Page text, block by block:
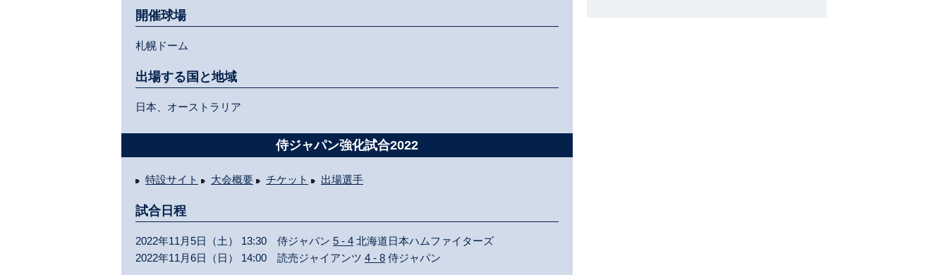
開催球場
札幌ドーム
出場する国と地域
日本、オーストラリア
侍ジャパン強化試合2022
特設サイト 大会概要 チケット 出場選手
試合日程
2022年11月5日（土） 13:30 侍ジャパン 5 - 4 北海道日本ハムファイターズ
2022年11月6日（日） 14:00 読売ジャイアンツ 4 - 8 侍ジャパン